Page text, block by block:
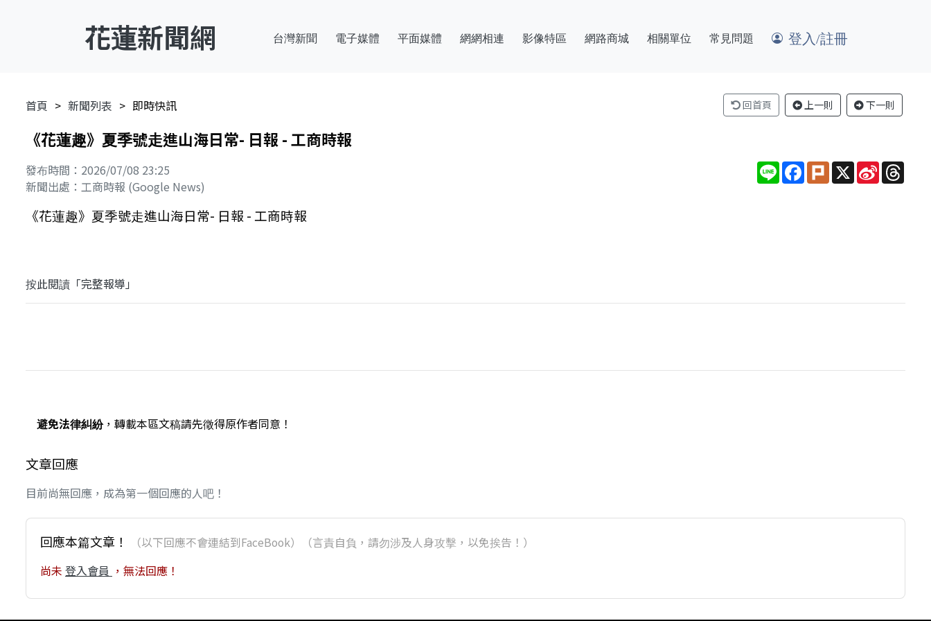
花蓮新聞網 台灣新聞 電子媒體 平面媒體 網網相連 影像特區 網路商城 相關單位 常見問題 登入/註冊
首頁 新聞列表 即時快訊 回首頁 上一則 下一則
《花蓮趣》夏季號走進山海日常- 日報 - 工商時報
發布時間：2026/07/08 23:25
新聞出處：工商時報 (Google News)
Line Facebook
PlurkX Sina
Weibo
《花蓮趣》夏季號走進山海日常- 日報 - 工商時報
按此閱讀「完整報導」
避免法律糾紛，轉載本區文稿請先徵得原作者同意！
文章回應
目前尚無回應，成為第一個回應的人吧！
回應本篇文章！ （以下回應不會連結到FaceBook）（言責自負，請勿涉及人身攻擊，以免挨告！）
尚未 登入會員 ，無法回應！